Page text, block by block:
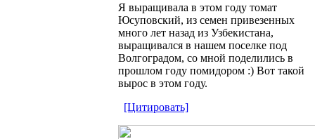
Я выращивала в этом году томат
Юсуповский, из семен привезенных
много лет назад из Узбекистана,
выращивался в нашем поселке под
Волгоградом, со мной поделились в
прошлом году помидором :) Вот такой
вырос в этом году.
[Цитировать]